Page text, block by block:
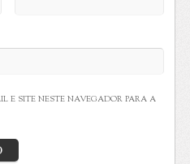
e site neste navegador para a